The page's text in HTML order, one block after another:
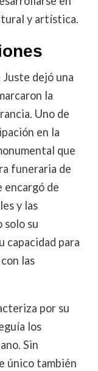
y artística.
dejó una
la
Uno de
en la
que
funeraria de
encargó de
y las
solo su
capacidad para
las
por su
los
Sin
único también